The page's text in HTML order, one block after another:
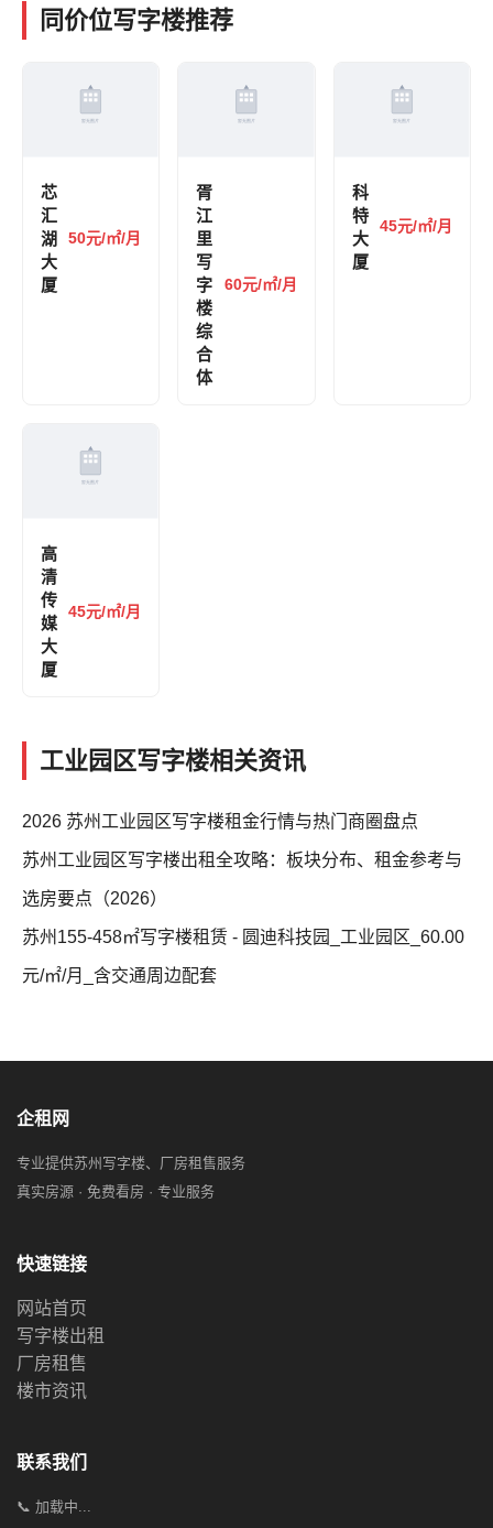
同价位写字楼推荐
芯
汇
湖
大
厦
50元/㎡/月
胥
江
里
写
字
楼
综
合
体
60元/㎡/月
科
特
大
厦
45元/㎡/月
高
清
传
媒
大
厦
45元/㎡/月
工业园区写字楼相关资讯
2026 苏州工业园区写字楼租金行情与热门商圈盘点
苏州工业园区写字楼出租全攻略：板块分布、租金参考与
选房要点（2026）
苏州155-458㎡写字楼租赁 - 圆迪科技园_工业园区_60.00
元/㎡/月_含交通周边配套
企租网
专业提供苏州写字楼、厂房租售服务
真实房源 · 免费看房 · 专业服务
快速链接
网站首页
写字楼出租
厂房租售
楼市资讯
联系我们
📞 加载中...